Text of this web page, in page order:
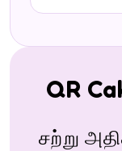
QR
சற்று